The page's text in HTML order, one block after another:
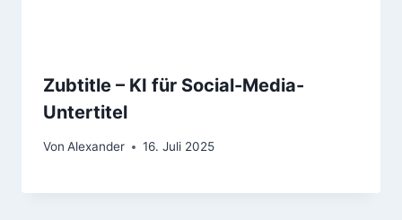
Zubtitle – KI für Social-Media-
Untertitel
Von Alexander 16. Juli 2025